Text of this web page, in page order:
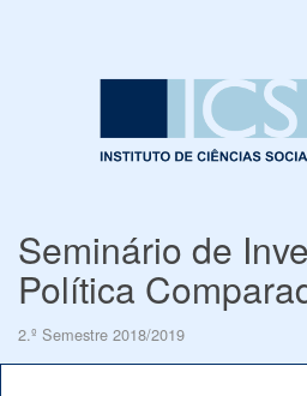
Seminário de
Política
2.º Semestre 2018/2019